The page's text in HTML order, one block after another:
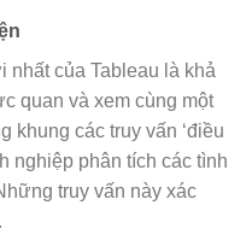
nhất của Tableau là khả
quan và xem cùng một
khung các truy vấn ‘điều
nghiệp phân tích các tình
truy vấn này xác